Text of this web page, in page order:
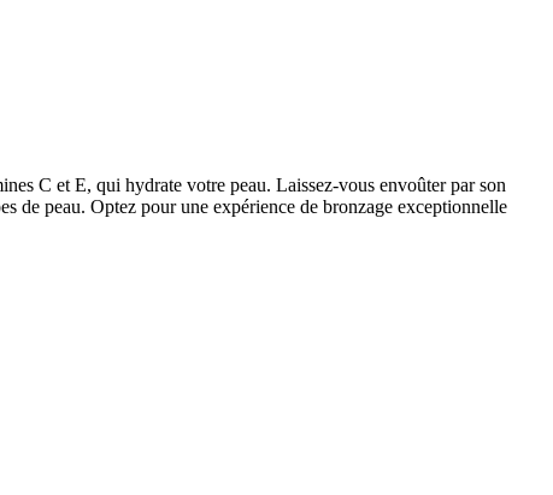
C et E, qui hydrate votre peau. Laissez-vous envoûter par son
de peau. Optez pour une expérience de bronzage exceptionnelle